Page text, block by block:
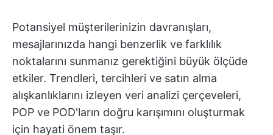
Potansiyel müşterilerinizin davranışları,
mesajlarınızda hangi benzerlik ve farklılık
noktalarını sunmanız gerektiğini büyük ölçüde
etkiler. Trendleri, tercihleri ve satın alma
alışkanlıklarını izleyen veri analizi çerçeveleri,
POP ve POD'ların doğru karışımını oluşturmak
için hayati önem taşır.